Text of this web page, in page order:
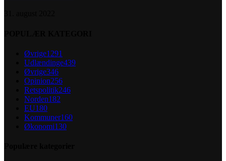
Øvrige1291
Udlændinge439
Øvrige346
Opinion256
Retspolitik246
Norden182
EU180
Kommuner160
Økonomi130